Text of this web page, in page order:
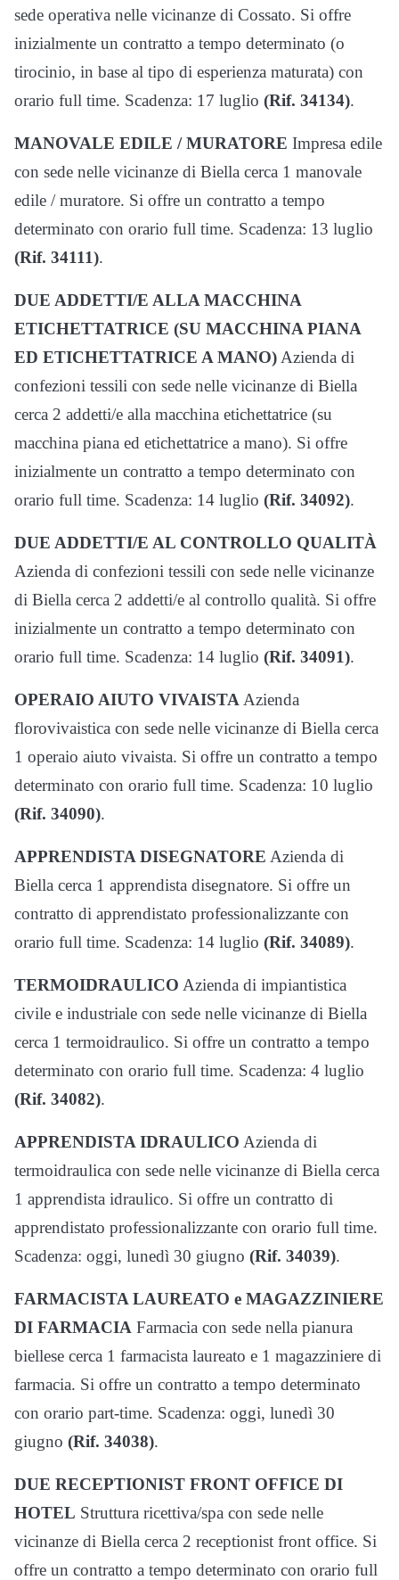
sede operativa nelle vicinanze di Cossato. Si offre
inizialmente un contratto a tempo determinato (o
tirocinio, in base al tipo di esperienza maturata) con
orario full time. Scadenza: 17 luglio (Rif. 34134).
MANOVALE EDILE / MURATORE Impresa edile
con sede nelle vicinanze di Biella cerca 1 manovale
edile / muratore. Si offre un contratto a tempo
determinato con orario full time. Scadenza: 13 luglio
(Rif. 34111).
DUE ADDETTI/E ALLA MACCHINA
ETICHETTATRICE (SU MACCHINA PIANA
ED ETICHETTATRICE A MANO)Azienda di
confezioni tessili con sede nelle vicinanze di Biella
cerca 2 addetti/e alla macchina etichettatrice (su
macchina piana ed etichettatrice a mano). Si offre
inizialmente un contratto a tempo determinato con
orario full time. Scadenza: 14 luglio (Rif. 34092).
DUE ADDETTI/E AL CONTROLLO QUALITÀ
Azienda di confezioni tessili con sede nelle vicinanze
di Biella cerca 2 addetti/e al controllo qualità. Si offre
inizialmente un contratto a tempo determinato con
orario full time. Scadenza: 14 luglio (Rif. 34091).
OPERAIO AIUTO VIVAISTAAzienda
florovivaistica con sede nelle vicinanze di Biella cerca
1 operaio aiuto vivaista. Si offre un contratto a tempo
determinato con orario full time. Scadenza: 10 luglio
(Rif. 34090).
APPRENDISTA DISEGNATORE Azienda di
Biella cerca 1 apprendista disegnatore. Si offre un
contratto di apprendistato professionalizzante con
orario full time. Scadenza: 14 luglio (Rif. 34089).
TERMOIDRAULICO Azienda di impiantistica
civile e industriale con sede nelle vicinanze di Biella
cerca 1 termoidraulico. Si offre un contratto a tempo
determinato con orario full time. Scadenza: 4 luglio
(Rif. 34082).
APPRENDISTA IDRAULICO Azienda di
termoidraulica con sede nelle vicinanze di Biella cerca
1 apprendista idraulico. Si offre un contratto di
apprendistato professionalizzante con orario full time.
Scadenza: oggi, lunedì 30 giugno (Rif. 34039).
FARMACISTA LAUREATO e MAGAZZINIERE
DI FARMACIA Farmacia con sede nella pianura
biellese cerca 1 farmacista laureato e 1 magazziniere di
farmacia. Si offre un contratto a tempo determinato
con orario part-time. Scadenza: oggi, lunedì 30
giugno (Rif. 34038).
DUE RECEPTIONIST FRONT OFFICE DI
HOTEL Struttura ricettiva/spa con sede nelle
vicinanze di Biella cerca 2 receptionist front office. Si
offre un contratto a tempo determinato con orario full